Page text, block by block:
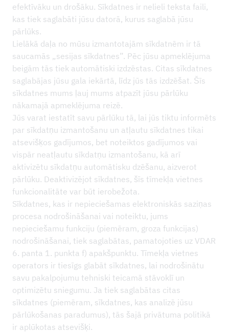
efektīvāku un drošāku. Sīkdatnes ir nelieli teksta faili,
kas tiek saglabāti jūsu datorā, kurus saglabā jūsu
pārlūks.
Lielākā daļa no mūsu izmantotajām sīkdatnēm ir tā
saucamās „sesijas sīkdatnes”. Pēc jūsu apmeklējuma
beigām tās tiek automātiski izdzēstas. Citas sīkdatnes
saglabājas jūsu gala iekārtā, līdz jūs tās izdzēšat. Šīs
sīkdatnes mums ļauj mums atpazīt jūsu pārlūku
nākamajā apmeklējuma reizē.
Jūs varat iestatīt savu pārlūku tā, lai jūs tiktu informēts
par sīkdatņu izmantošanu un atļautu sīkdatnes tikai
atsevišķos gadījumos, bet noteiktos gadījumos vai
vispār neatļautu sīkdatņu izmantošanu, kā arī
aktivizētu sīkdatņu automātisku dzēšanu, aizverot
pārlūku. Deaktivizējot sīkdatnes, šīs tīmekļa vietnes
funkcionalitāte var būt ierobežota.
Sīkdatnes, kas ir nepieciešamas elektroniskās saziņas
procesa nodrošināšanai vai noteiktu, jums
nepieciešamu funkciju (piemēram, groza funkcijas)
nodrošināšanai, tiek saglabātas, pamatojoties uz VDAR
6. panta 1. punkta f) apakšpunktu. Tīmekļa vietnes
operators ir tiesīgs glabāt sīkdatnes, lai nodrošinātu
savu pakalpojumu tehniski teicamā stāvoklī un
optimizētu sniegumu. Ja tiek saglabātas citas
sīkdatnes (piemēram, sīkdatnes, kas analizē jūsu
pārlūkošanas paradumus), tās šajā privātuma politikā
ir aplūkotas atsevišķi.